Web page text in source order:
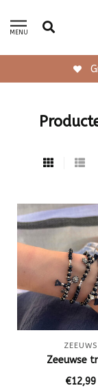
MENU
ZEEUWS
Zeeuwse
€12,99